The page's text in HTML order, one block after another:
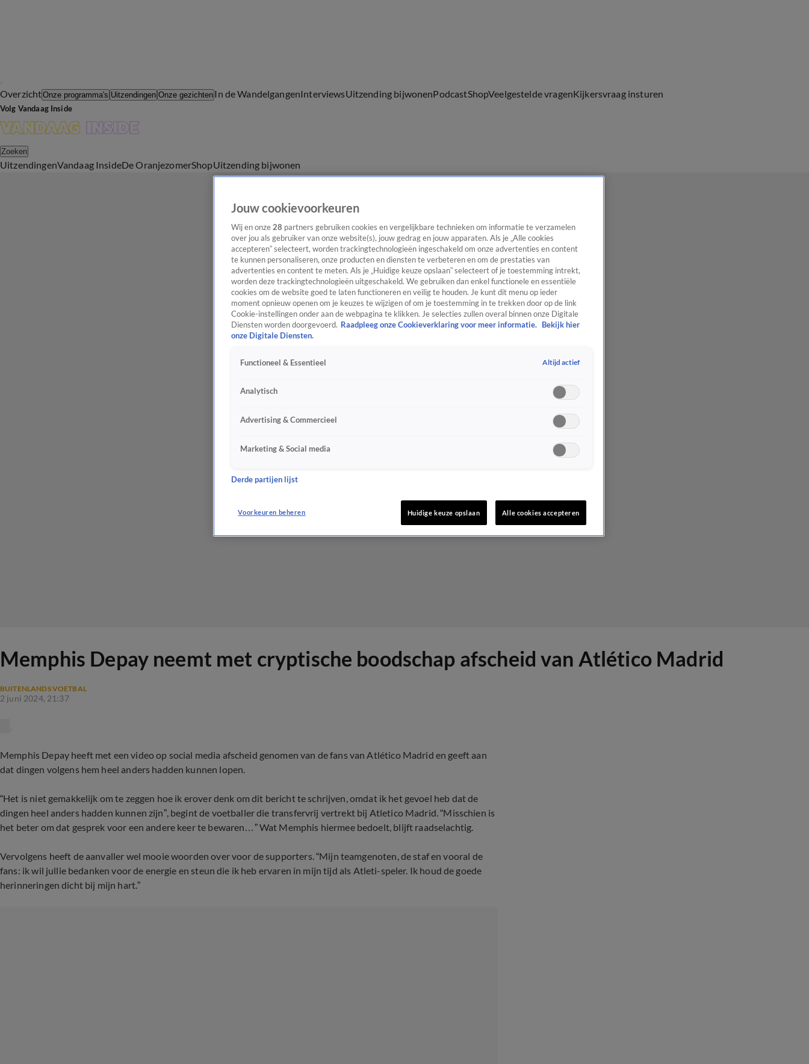
OverzichtOnze programma's Uitzendingen Onze gezichten In de WandelgangenInterviewsUitzending bijwonenPodcastShopVeelgestelde vragenKijkersvraag insturen
Volg Vandaag Inside
Zoeken
UitzendingenVandaag InsideDe OranjezomerShopUitzending bijwonen
Memphis Depay neemt met cryptische boodschap afscheid van Atlético Madrid
BUITENLANDS VOETBAL
2 juni 2024, 21:37
Memphis Depay heeft met een video op social media afscheid genomen van de fans van Atlético Madrid en geeft aan
dat dingen volgens hem heel anders hadden kunnen lopen.
“Het is niet gemakkelijk om te zeggen hoe ik erover denk om dit bericht te schrijven, omdat ik het gevoel heb dat de
dingen heel anders hadden kunnen zijn”, begint de voetballer die transfervrij vertrekt bij Atletico Madrid. “Misschien is
het beter om dat gesprek voor een andere keer te bewaren…” Wat Memphis hiermee bedoelt, blijft raadselachtig.
Vervolgens heeft de aanvaller wel mooie woorden over voor de supporters. “Mijn teamgenoten, de staf en vooral de
fans: ik wil jullie bedanken voor de energie en steun die ik heb ervaren in mijn tijd als Atleti-speler. Ik houd de goede
herinneringen dicht bij mijn hart.”
Jouw cookievoorkeuren
Wij en onze 28 partners gebruiken cookies en vergelijkbare technieken om informatie te verzamelen
over jou als gebruiker van onze website(s), jouw gedrag en jouw apparaten. Als je „Alle cookies
accepteren” selecteert, worden trackingtechnologieën ingeschakeld om onze advertenties en content
te kunnen personaliseren, onze producten en diensten te verbeteren en om de prestaties van
advertenties en content te meten. Als je „Huidige keuze opslaan” selecteert of je toestemming intrekt,
worden deze trackingtechnologieën uitgeschakeld. We gebruiken dan enkel functionele en essentiële
cookies om de website goed te laten functioneren en veilig te houden. Je kunt dit menu op ieder
moment opnieuw openen om je keuzes te wijzigen of om je toestemming in te trekken door op de link
Cookie-instellingen onder aan de webpagina te klikken. Je selecties zullen overal binnen onze Digitale
Diensten worden doorgevoerd. Raadpleeg onze Cookieverklaring voor meer informatie.
Bekijk hier
onze Digitale Diensten.
Functioneel & Essentieel Altijd actief
Analytisch
Advertising & Commercieel
Marketing & Social media
Derde partijen lijst
Voorkeuren beheren Huidige keuze opslaan Alle cookies accepteren